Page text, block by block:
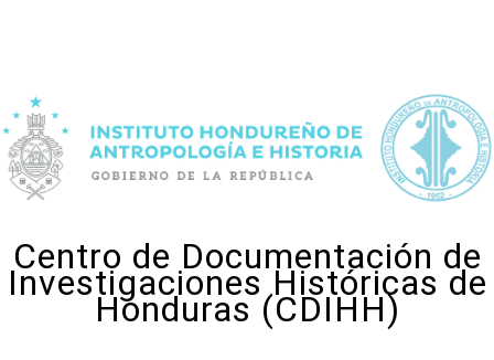
Centro de Documentación de
Investigaciones Históricas de
Honduras (CDIHH)